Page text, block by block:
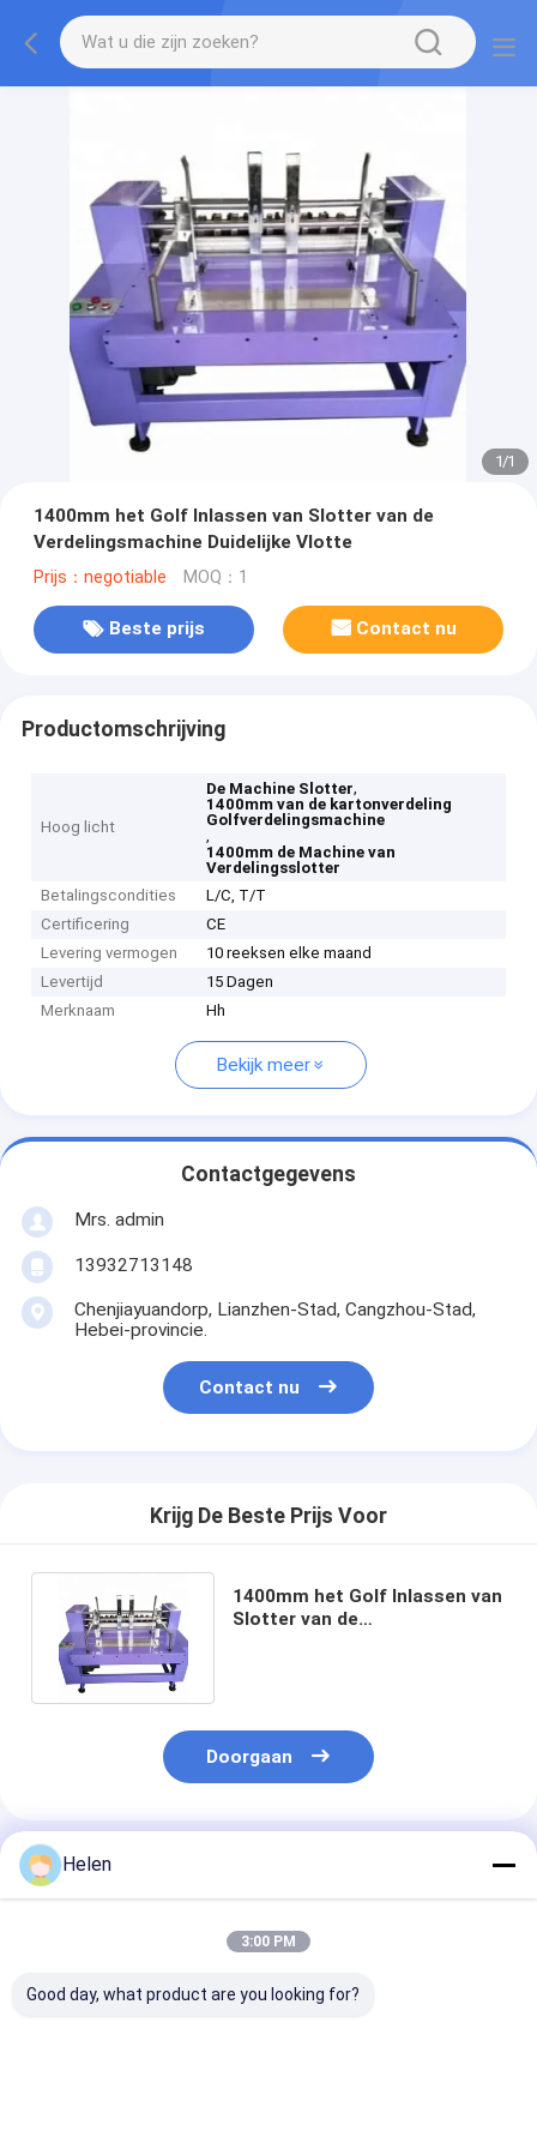
1/1
1400mm het Golf Inlassen van Slotter van de
Verdelingsmachine Duidelijke Vlotte
Prijs：negotiable MOQ：1
Beste prijs Contact nu
Productomschrijving
Hoog licht
De Machine Slotter,
1400mm van de kartonverdeling
Golfverdelingsmachine
,
1400mm de Machine van
Verdelingsslotter
Betalingscondities
L/C, T/T
Certificering
CE
Levering vermogen
10 reeksen elke maand
Levertijd
15 Dagen
Merknaam
Hh
Bekijk meer
Contactgegevens
Mrs. admin
13932713148
Chenjiayuandorp, Lianzhen-Stad, Cangzhou-Stad,
Hebei-provincie.
Contact nu
Krijg De Beste Prijs Voor
1400mm het Golf Inlassen van
Slotter van de
Doorgaan
Geadviseerde Producten
Helen
3:00 PM
Good day, what product are you looking for?